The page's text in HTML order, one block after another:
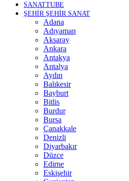
SANATTUBE
ŞEHİR ŞEHİR SANAT
Adana
Adıyaman
Aksaray
Ankara
Antakya
Antalya
Aydın
Balıkesir
Bayburt
Bitlis
Burdur
Bursa
Çanakkale
Denizli
Diyarbakır
Düzce
Edirne
Eskişehir